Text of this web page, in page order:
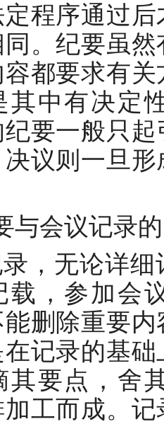
程序通过
同。纪要虽
都要求有
其中有决定
要一般只
议则一旦
与会议记录
，无论详
载，参加会
删除重要
记录的基
其要点，舍
工而成。